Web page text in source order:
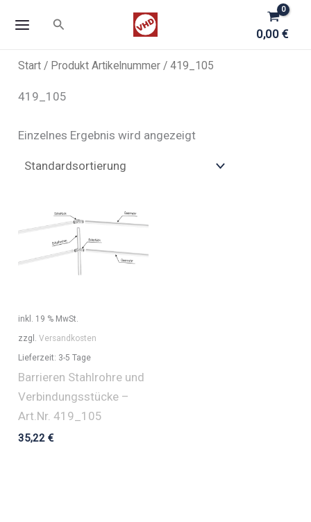
Inhalt
Suchen
0,00€
Start / Produkt Artikelnummer / 419_105
419_105
Einzelnes Ergebnis wird angezeigt
inkl. 19 % MwSt.
zzgl.Versandkosten
Lieferzeit: 3-5 Tage
Barrieren Stahlrohre und
Verbindungsstücke –
Art.Nr. 419_105
35,22€